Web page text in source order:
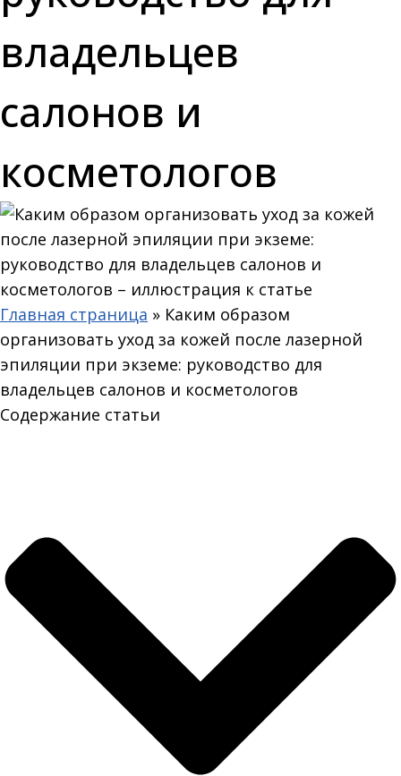
владельцев
салонов и
косметологов
Главная страница » Каким образом
организовать уход за кожей после лазерной
эпиляции при экземе: руководство для
владельцев салонов и косметологов
Содержание статьи